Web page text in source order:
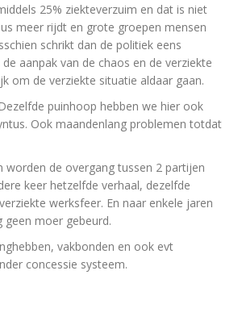
25% ziekteverzuim en dat is niet
meer rijdt en grote groepen mensen
schrikt dan de politiek eens
aanpak van de chaos en de verziekte
om de verziekte situatie aldaar gaan.
puinhoop hebben we hier ook
Ook maandenlang problemen totdat
worden de overgang tussen 2 partijen
keer hetzelfde verhaal, dezelfde
werksfeer. En naar enkele jaren
geen moer gebeurd.
vakbonden en ook evt
concessie systeem.